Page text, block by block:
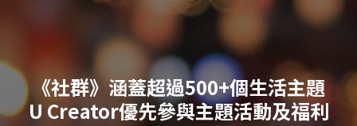
《社群》涵蓋超過500+個生活主題
U Creator優先參與主題活動及福利